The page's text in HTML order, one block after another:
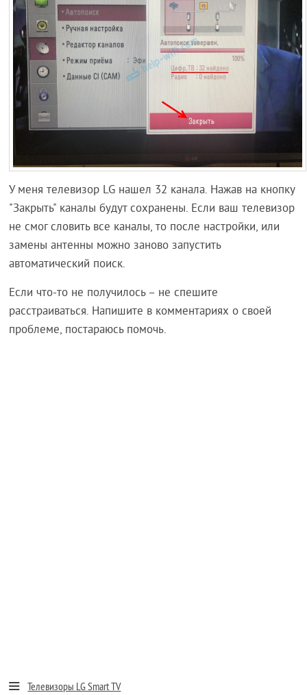
У меня телевизор LG нашел 32 канала. Нажав на кнопку
"Закрыть" каналы будут сохранены. Если ваш телевизор
не смог словить все каналы, то после настройки, или
замены антенны можно заново запустить
автоматический поиск.
Если что-то не получилось – не спешите
расстраиваться. Напишите в комментариях о своей
проблеме, постараюсь помочь.
Телевизоры LG Smart TV